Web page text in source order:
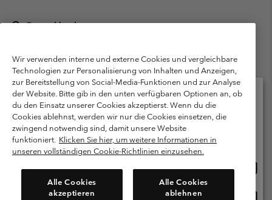
Deutschland
München Deutschland. Alle Rechte vorbehalten.
Nutzungsbedingungen
Allgemeine Verkaufsbedingungen
Garantie
Datenschutzerklärung
Bestimmungen und Bedingungen des Mitglieder Programms
Nutzungsbedingungen Für Nutzergenerierte Inhalte
Cookies
Public CBCR
Kundenservice: Mo- Fr. 9:00 - 13:00 & 14:00- 18:00 Uhr
(+)498912081004
Wir verwenden interne und externe Cookies und vergleichbare
Technologien zur Personalisierung von Inhalten und Anzeigen,
zur Bereitstellung von Social-Media-Funktionen und zur Analyse
der Website. Bitte gib in den unten verfügbaren Optionen an, ob
du den Einsatz unserer Cookies akzeptierst. Wenn du die
Cookies ablehnst, werden wir nur die Cookies einsetzen, die
zwingend notwendig sind, damit unsere Website
funktioniert. Klicken Sie hier, um weitere Informationen in
unseren vollständigen Cookie-Richtlinien einzusehen.
Alle Cookies
akzeptieren
Alle Cookies
ablehnen
Bitte wählen Sie Ihr Lieferland und Ihre Sprache
Online-Einkauf verfügbar
Deutschland